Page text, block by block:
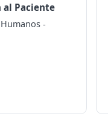
al Paciente
-